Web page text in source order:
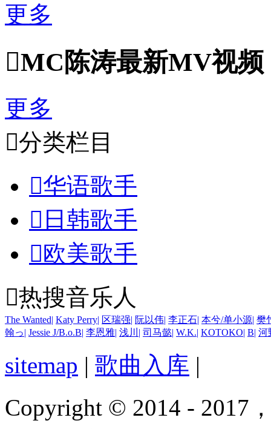
更多
MC陈涛最新MV视频
更多
分类栏目
华语歌手
 日韩歌手
欧美歌手
热搜音乐人
The Wanted| Katy Perry| 区瑞强| 阮以伟| 李正石| 本兮/单小源| 樊
翰っ| Jessie J/B.o.B| 李恩雅| 浅川 | 司马懿| W.K.| KOTOKO| B| 河
sitemap | 歌曲入库 |
Copyright © 2014 - 2017